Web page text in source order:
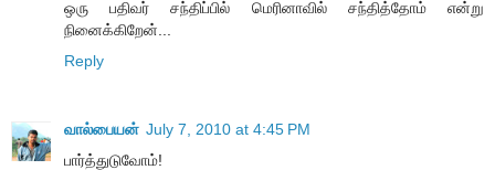
ஒரு பதிவர் சந்திப்பில் மெரினாவில் சந்தித்தோம் என்று
நினைக்கிறேன்...
Reply
வால்பையன் July 7, 2010 at 4:45 PM
பார்த்துடுவோம்!